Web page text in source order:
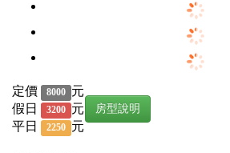
定價 8000 元
假日
3200 元
平日
2250 元
房型說明